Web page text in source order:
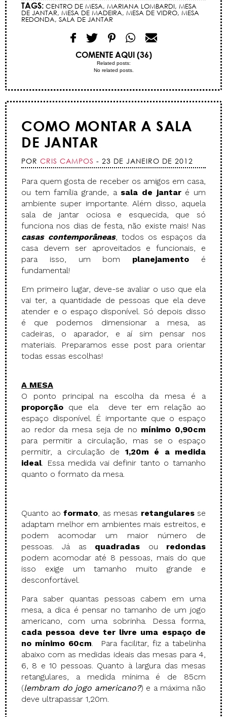
TAGS: CENTRO DE MESA, MARIANA LOMBARDI, MESA
DE JANTAR, MESA DE MADEIRA, MESA DE VIDRO, MESA
REDONDA, SALA DE JANTAR
COMENTE AQUI (36)
Related posts:
No related posts.
COMO MONTAR A SALA
DE JANTAR
POR CRIS CAMPOS - 23 DE JANEIRO DE 2012
Para quem gosta de receber os amigos em casa,
ou tem família grande, a sala de jantaré um
ambiente super importante. Além disso, aquela
sala de jantar ociosa e esquecida, que só
funciona nos dias de festa, não existe mais! Nas
casas contemporâneas, todos os espaços da
casa devem ser aproveitados e funcionais, e
para isso, um bom planejamento é
fundamental!
Em primeiro lugar, deve-se avaliar o uso que ela
vai ter, a quantidade de pessoas que ela deve
atender e o espaço disponível. Só depois disso
é que podemos dimensionar a mesa, as
cadeiras, o aparador, e aí sim pensar nos
materiais. Preparamos esse post para orientar
todas essas escolhas!
A MESA
O ponto principal na escolha da mesa é a
proporção que ela deve ter em relação ao
espaço disponível. É importante que o espaço
ao redor da mesa seja de no mínimo 0,90cm
para permitir a circulação, mas se o espaço
permitir, a circulação de 1,20m é a medida
ideal. Essa medida vai definir tanto o tamanho
quanto o formato da mesa.
Quanto ao formato, as mesas retangularesse
adaptam melhor em ambientes mais estreitos, e
podem acomodar um maior número de
pessoas. Já as quadradas ou redondas
podem acomodar até 8 pessoas, mais do que
isso exige um tamanho muito grande e
desconfortável.
Para saber quantas pessoas cabem em uma
mesa, a dica é pensar no tamanho de um jogo
americano, com uma sobrinha. Dessa forma,
cada pessoa deve ter livre uma espaço de
no mínimo 60cm. Para facilitar, fiz a tabelinha
abaixo com as medidas ideais das mesas para 4,
6, 8 e 10 pessoas. Quanto à largura das mesas
retangulares, a medida mínima é de 85cm
(lembram do jogo americano?) e a máxima não
deve ultrapassar 1,20m.